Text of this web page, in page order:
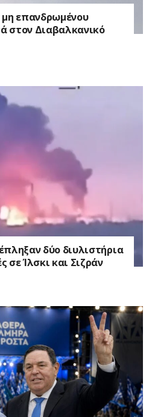
μη επανδρωμένου
στον Διαβαλκανικό
δύο διυλιστήρια
σε Ίλσκι και Σιζράν